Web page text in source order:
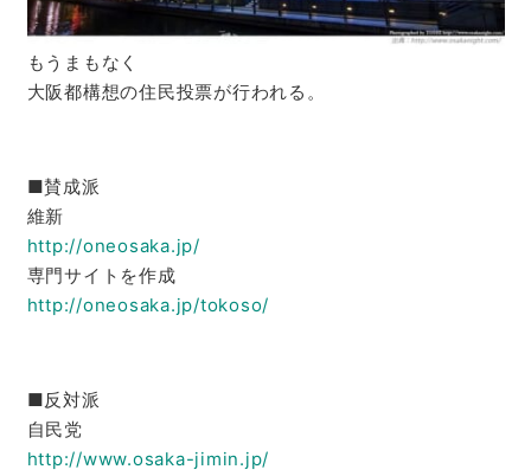
もうまもなく
大阪都構想の住民投票が行われる。
■賛成派
維新
http://oneosaka.jp/
専門サイトを作成
http://oneosaka.jp/tokoso/
■反対派
自民党
http://www.osaka-jimin.jp/